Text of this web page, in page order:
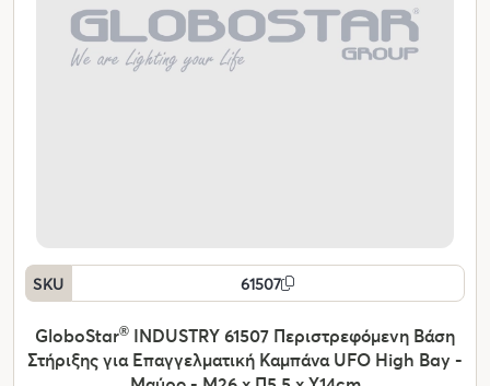
SKU 61507
GloboStar® INDUSTRY 61507 Περιστρεφόμενη Βάση
Στήριξης για Επαγγελματική Καμπάνα UFO High Bay -